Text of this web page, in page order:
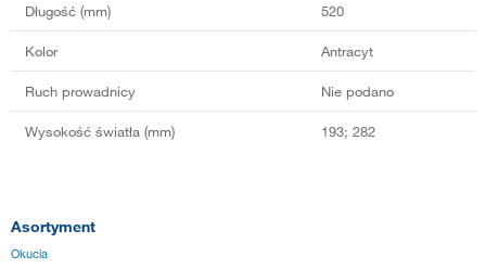
Długość (mm) 520
Kolor Antracyt
Ruch prowadnicy Nie podano
Wysokość światła (mm) 193; 282
Asortyment
Okucia